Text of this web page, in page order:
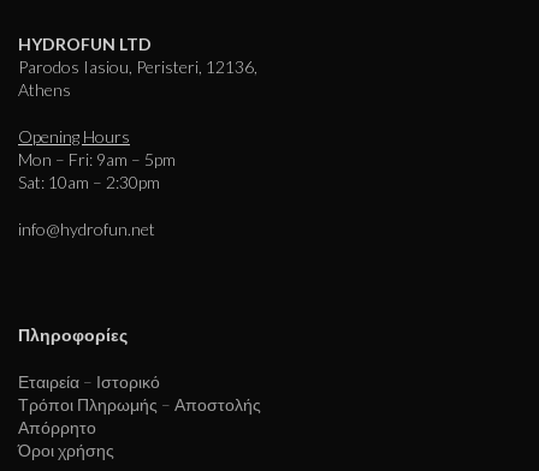
HYDROFUN LTD
Parodos Iasiou, Peristeri, 12136,
Athens
Opening Hours
Mon – Fri: 9am – 5pm
Sat: 10am – 2:30pm
info@hydrofun.net
Πληροφορίες
Εταιρεία – Ιστορικό
Τρόποι Πληρωμής – Αποστολής
Απόρρητο
Όροι χρήσης